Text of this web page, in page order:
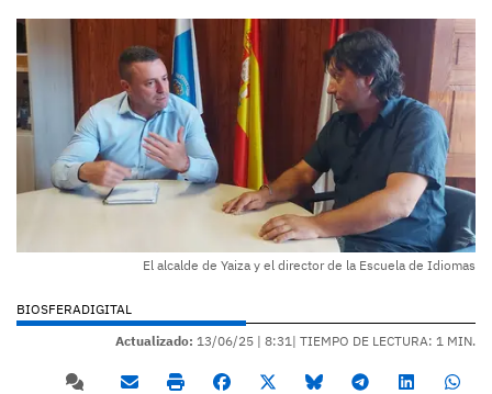
El alcalde de Yaiza y el director de la Escuela de Idiomas
BIOSFERADIGITAL
Actualizado: 13/06/25 | 8:31| TIEMPO DE LECTURA: 1 MIN.